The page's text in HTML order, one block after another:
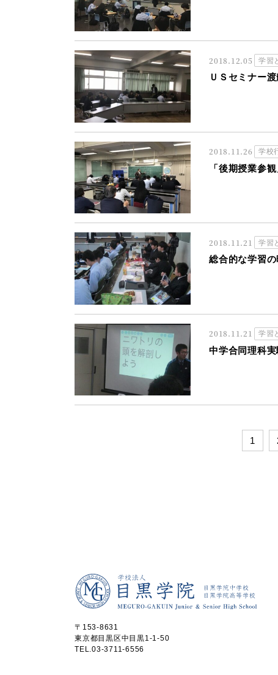
2018.12.05 学習
ＵＳセミナー
2018.11.26 学校
「後期授業参
2018.11.21 学習
総合的な学習の
2018.11.21 学習
中学合同理科
1
〒153-8631
東京都目黒区中目黒1-1-50
TEL.03-3711-6556